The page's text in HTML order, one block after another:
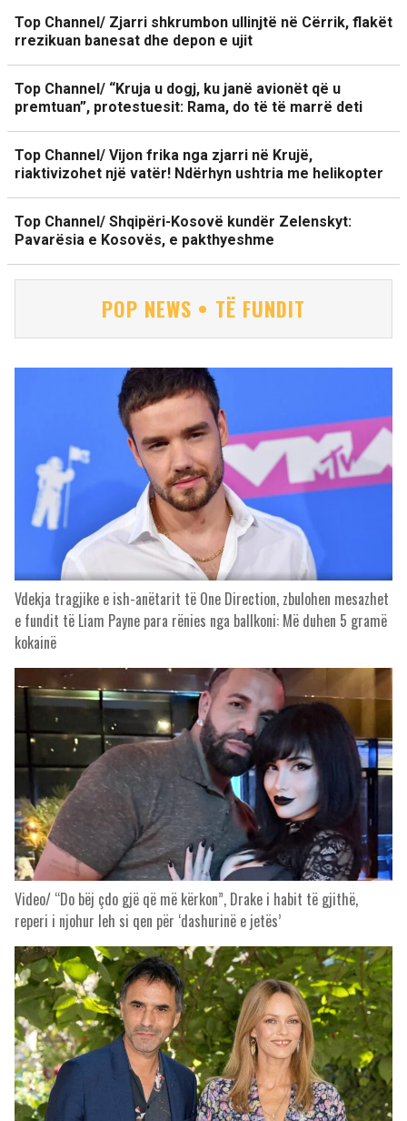
Top Channel/ Zjarri shkrumbon ullinjtë në Cërrik, flakët
rrezikuan banesat dhe depon e ujit
Top Channel/ “Kruja u dogj, ku janë avionët që u
premtuan”, protestuesit: Rama, do të të marrë deti
Top Channel/ Vijon frika nga zjarri në Krujë,
riaktivizohet një vatër! Ndërhyn ushtria me helikopter
Top Channel/ Shqipëri-Kosovë kundër Zelenskyt:
Pavarësia e Kosovës, e pakthyeshme
POP NEWS • TË FUNDIT
Vdekja tragjike e ish-anëtarit të One Direction, zbulohen mesazhet
e fundit të Liam Payne para rënies nga ballkoni: Më duhen 5 gramë
kokainë
Video/ “Do bëj çdo gjë që më kërkon”, Drake i habit të gjithë,
reperi i njohur leh si qen për ‘dashurinë e jetës’